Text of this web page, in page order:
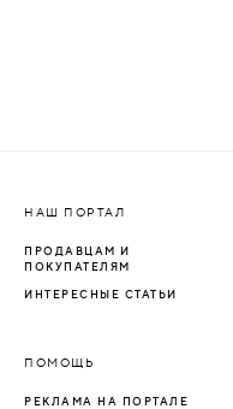
НАШ ПОРТАЛ
ПРОДАВЦАМ И
ПОКУПАТЕЛЯМ
ИНТЕРЕСНЫЕ СТАТЬИ
ПОМОЩЬ
РЕКЛАМА НА ПОРТАЛЕ